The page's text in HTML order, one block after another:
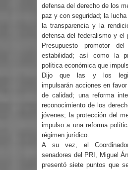
defensa del derecho de los
paz y con seguridad; la
la transparencia y la
defensa del federalismo y el
Presupuesto promotor
estabilidad; así como la
política económica que
Dijo que las y los
impulsarán acciones en
de calidad; una reforma
reconocimiento de los
jóvenes; la protección del
impulso a una reforma
régimen jurídico.
A su vez, el
senadores del PRI, Miguel
presentó siete puntos que